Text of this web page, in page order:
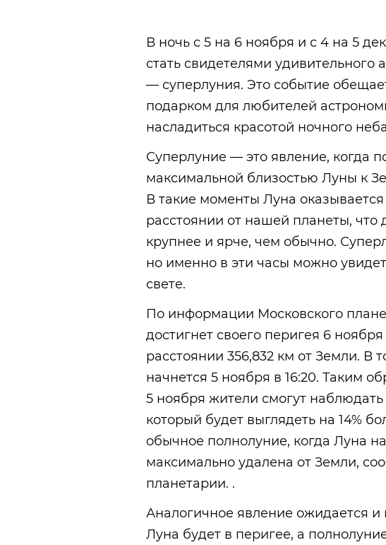
В ночь с 5 на 6 ноября и с 4 на 5
стать свидетелями удивительного
— суперлуния. Это событие
подарком для любителей
насладиться красотой ночного
Суперлуние — это явление, когда
максимальной близостью Луны к
В такие моменты Луна
расстоянии от нашей планеты, что
крупнее и ярче, чем обычно.
но именно в эти часы можно
свете.
По информации Московского
достигнет своего перигея 6 ноября
расстоянии 356,832 км от Земли. В
начнется 5 ноября в 16:20. Таким
5 ноября жители смогут
который будет выглядеть на 14%
обычное полнолуние, когда Луна
максимально удалена от Земли,
планетарии. .
Аналогичное явление ожидается и
Луна будет в перигее, а